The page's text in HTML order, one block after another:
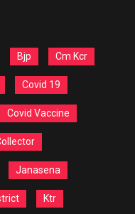
Bjp Cm Kcr
Covid 19
Covid Vaccine
Janasena
Ktr